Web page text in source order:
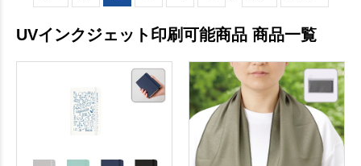
UVインクジェット印刷可能商品 商品一覧